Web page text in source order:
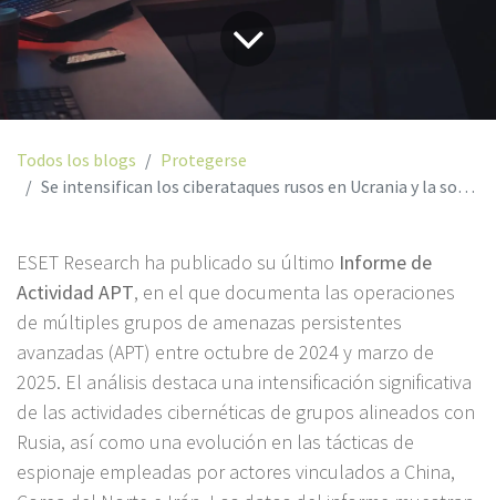
Todos los blogs
Protegerse
Se intensifican los ciberataques rusos en Ucrania y la sofisticación de amenazas en Asia
ESET Research ha publicado su último Informe de
Actividad APT, en el que documenta las operaciones
de múltiples grupos de amenazas persistentes
avanzadas (APT) entre octubre de 2024 y marzo de
2025. El análisis destaca una intensificación significativa
de las actividades cibernéticas de grupos alineados con
Rusia, así como una evolución en las tácticas de
espionaje empleadas por actores vinculados a China,